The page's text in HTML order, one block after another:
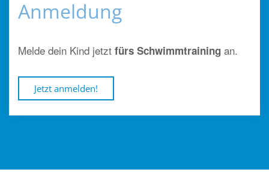
Anmeldung
Melde dein Kind jetzt fürs Schwimmtraining an.
Jetzt anmelden!